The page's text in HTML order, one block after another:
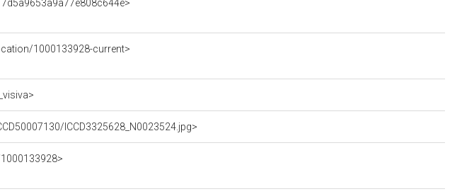
1000133928-current>
ICCD3325628_N0023524.jpg>